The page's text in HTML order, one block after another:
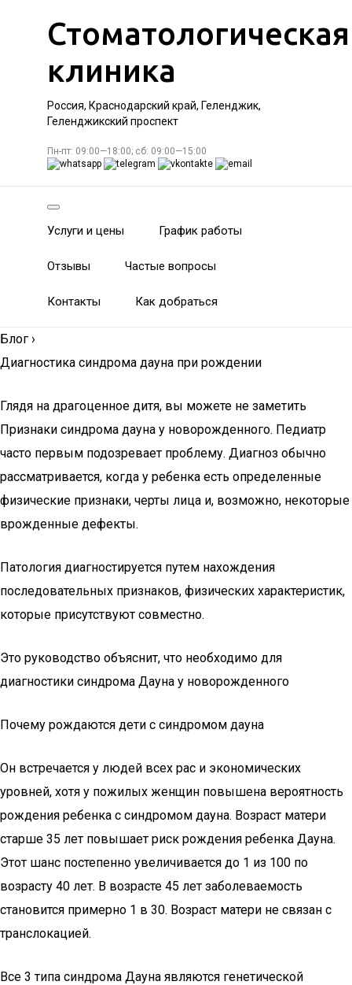
Стоматологическая
клиника
Россия, Краснодарский край, Геленджик,
Геленджикский проспект
Пн-пт: 09:00—18:00; сб: 09:00—15:00
Услуги и цены График работы
Отзывы Частые вопросы
Контакты Как добраться
Блог ›
Диагностика синдрома дауна при рождении
Глядя на драгоценное дитя, вы можете не заметить
Признаки синдрома дауна у новорожденного. Педиатр
часто первым подозревает проблему. Диагноз обычно
рассматривается, когда у ребенка есть определенные
физические признаки, черты лица и, возможно, некоторые
врожденные дефекты.
Патология диагностируется путем нахождения
последовательных признаков, физических характеристик,
которые присутствуют совместно.
Это руководство объяснит, что необходимо для
диагностики синдрома Дауна у новорожденного
Почему рождаются дети с синдромом дауна
Он встречается у людей всех рас и экономических
уровней, хотя у пожилых женщин повышена вероятность
рождения ребенка с синдромом дауна. Возраст матери
старше 35 лет повышает риск рождения ребенка Дауна.
Этот шанс постепенно увеличивается до 1 из 100 по
возрасту 40 лет. В возрасте 45 лет заболеваемость
становится примерно 1 в 30. Возраст матери не связан с
транслокацией.
Все 3 типа синдрома Дауна являются генетической